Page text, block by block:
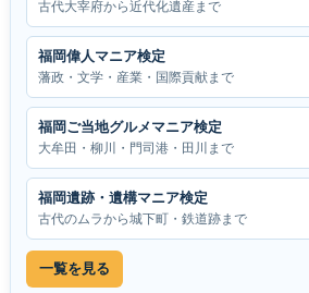
古代大宰府から近代化遺産まで
福岡偉人マニア検定
藩政・文学・産業・国際貢献まで
福岡ご当地グルメマニア検定
大牟田・柳川・門司港・田川まで
福岡遺跡・遺構マニア検定
古代のムラから城下町・鉄道跡まで
一覧を見る